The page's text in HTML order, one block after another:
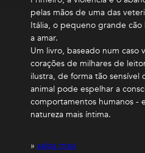
pelas mãos de uma das
Itália, o pequeno grande
a amar.
Um livro, baseado num caso
corações de milhares de
ilustra, de forma tão sensível
animal pode espelhar a
comportamentos humanos -
natureza mais íntima.
» saiba mais